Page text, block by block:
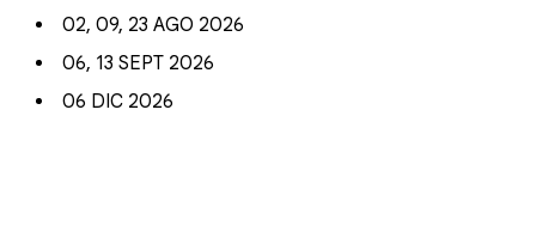
02, 09, 23 AGO 2026
06, 13 SEPT 2026
06 DIC 2026